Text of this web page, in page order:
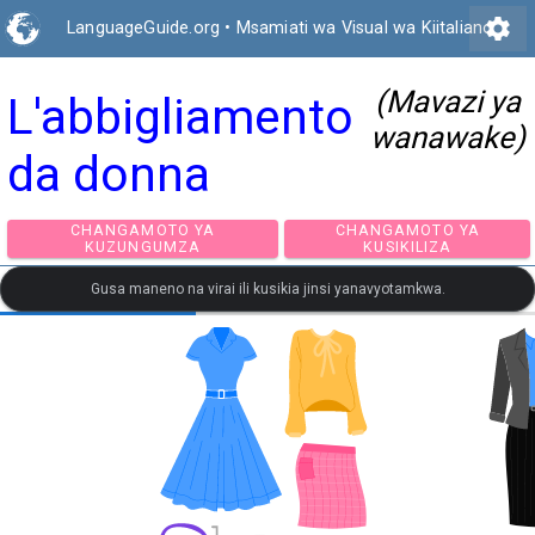
LanguageGuide.org • Msamiati wa Visual wa Kiitalianosettings
L'abbigliamento
da donna
(Mavazi ya
wanawake)
CHANGAMOTO YA
KUZUNGUMZA
CHANGAMOTO
KUSIKILIZA
Gusa maneno na virai ili kusikia jinsi yanavyotamkwa.